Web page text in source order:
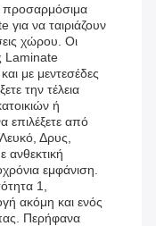
να ταιριάζουν
χώρου. Οι
Laminate
με μεντεσέδες
την τέλεια
ή
επιλέξετε από
Δρυς,
ανθεκτική
εμφάνιση.
1,
ακόμη και ενός
Περήφανα